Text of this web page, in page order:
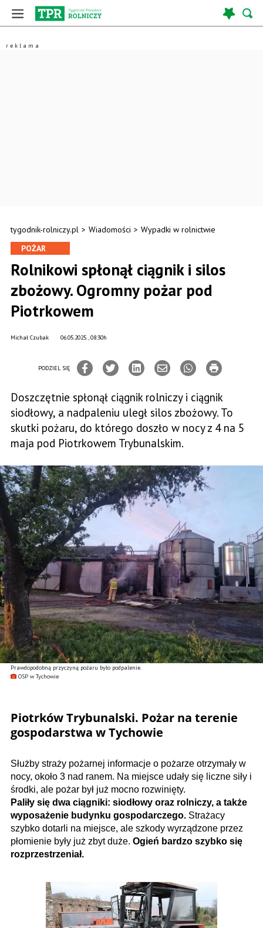
tygodnik-rolniczy.pl > Wiadomości > Wypadki w rolnictwie
Prawdopodobną przyczyną pożaru było podpalenie.
OSP w Tychowie
POŻAR
Rolnikowi spłonął ciągnik i silos
zbożowy. Ogromny pożar pod
Piotrkowem
06.05.2025., 08:30h
Michał Czubak
PODZIEL SIĘ
Doszczętnie spłonął ciągnik rolniczy i ciągnik
siodłowy, a nadpaleniu uległ silos zbożowy. To
skutki pożaru, do którego doszło w nocy z 4 na 5
maja pod Piotrkowem Trybunalskim.
Piotrków Trybunalski. Pożar na terenie
gospodarstwa w Tychowie
Służby straży pożarnej informacje o pożarze otrzymały w
nocy, około 3 nad ranem. Na miejsce udały się liczne siły i
środki, ale pożar był już mocno rozwinięty.
Paliły się dwa ciągniki: siodłowy oraz rolniczy, a także
wyposażenie budynku gospodarczego. Strażacy
szybko dotarli na miejsce, ale szkody wyrządzone przez
płomienie były już zbyt duże. Ogień bardzo szybko się
rozprzestrzeniał.